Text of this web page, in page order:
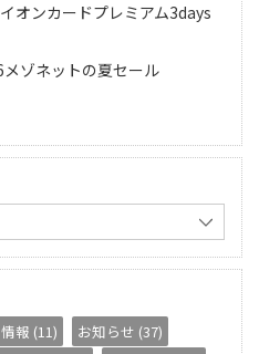
オンカードプレミアム3days
メゾネットの夏セール
報 (11)
お知らせ (37)